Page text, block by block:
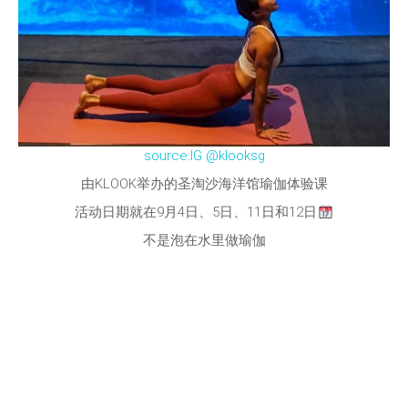
source:IG @klooksg
由KLOOK举办的圣淘沙海洋馆瑜伽体验课
活动日期就在9月4日、5日、11日和12日
不是泡在水里做瑜伽